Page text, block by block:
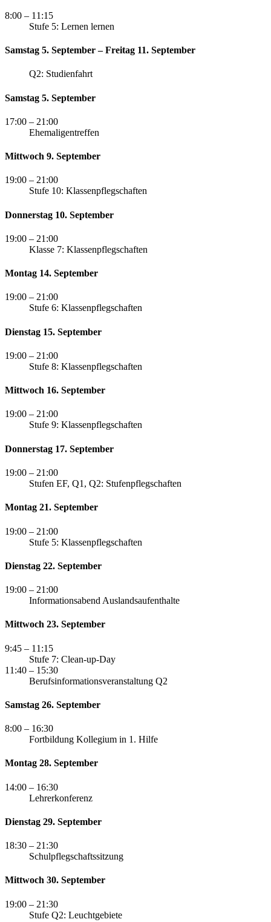
8:00 – 11:15
Stufe 5: Lernen lernen
Samstag 5. September – Freitag 11. September
Q2: Studienfahrt
Samstag 5. September
17:00 – 21:00
Ehemaligentreffen
Mittwoch 9. September
19:00 – 21:00
Stufe 10: Klassenpflegschaften
Donnerstag 10. September
19:00 – 21:00
Klasse 7: Klassenpflegschaften
Montag 14. September
19:00 – 21:00
Stufe 6: Klassenpflegschaften
Dienstag 15. September
19:00 – 21:00
Stufe 8: Klassenpflegschaften
Mittwoch 16. September
19:00 – 21:00
Stufe 9: Klassenpflegschaften
Donnerstag 17. September
19:00 – 21:00
Stufen EF, Q1, Q2: Stufenpflegschaften
Montag 21. September
19:00 – 21:00
Stufe 5: Klassenpflegschaften
Dienstag 22. September
19:00 – 21:00
Informationsabend Auslandsaufenthalte
Mittwoch 23. September
9:45 – 11:15
Stufe 7: Clean-up-Day
11:40 – 15:30
Berufsinformationsveranstaltung Q2
Samstag 26. September
8:00 – 16:30
Fortbildung Kollegium in 1. Hilfe
Montag 28. September
14:00 – 16:30
Lehrerkonferenz
Dienstag 29. September
18:30 – 21:30
Schulpflegschaftssitzung
Mittwoch 30. September
19:00 – 21:30
Stufe Q2: Leuchtgebiete